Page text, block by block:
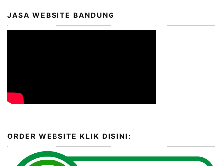
JASA WEBSITE BANDUNG
ORDER WEBSITE KLIK DISINI: